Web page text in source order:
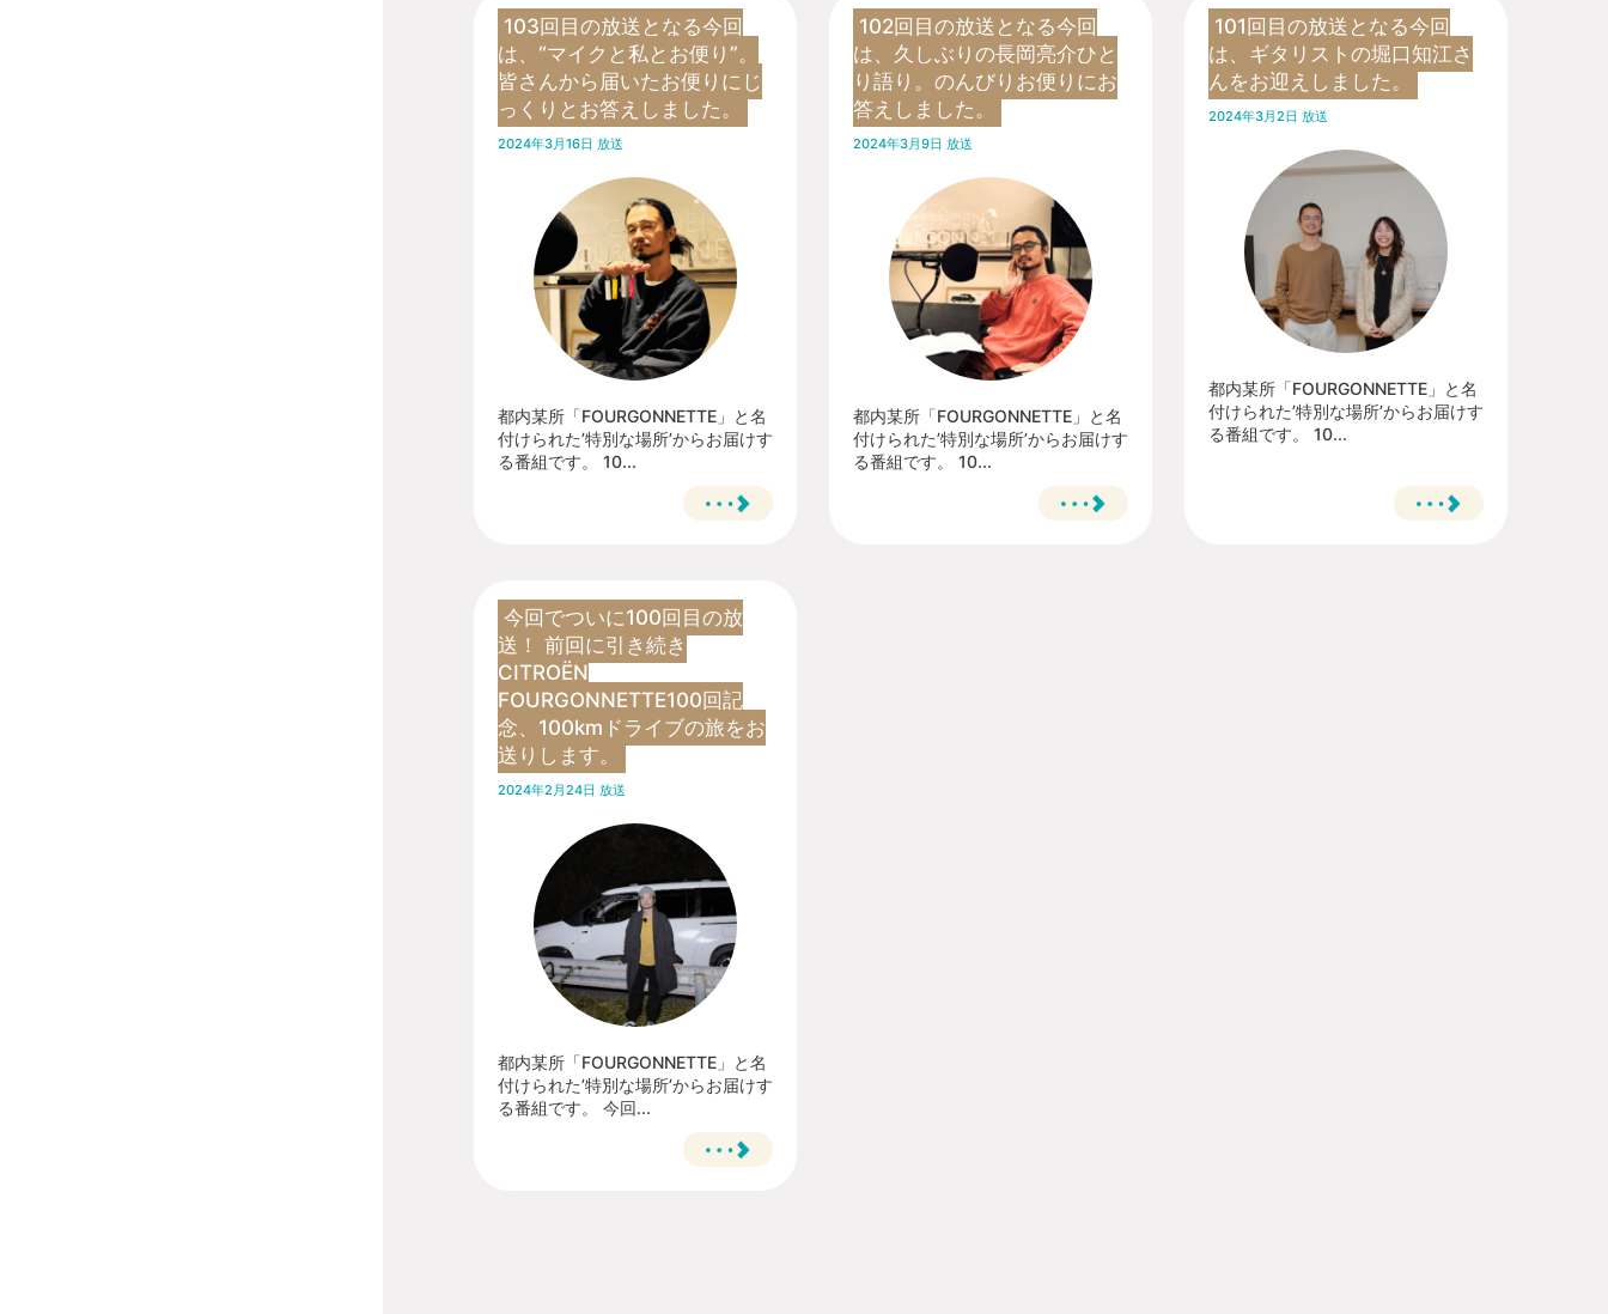
103回目の放送となる今回
は、“マイクと私とお便り”。
皆さんから届いたお便りにじ
っくりとお答えしました。
2024年3月16日 放送
都内某所「FOURGONNETTE」と名
付けられた’特別な場所’からお届けす
る番組です。 10...
102回目の放送となる今回
は、久しぶりの長岡亮介ひと
り語り。のんびりお便りにお
答えしました。
2024年3月9日 放送
都内某所「FOURGONNETTE」と名
付けられた’特別な場所’からお届けす
る番組です。 10...
101回目の放送となる今回
は、ギタリストの堀口知江さ
んをお迎えしました。
2024年3月2日 放送
都内某所「FOURGONNETTE」と名
付けられた’特別な場所’からお届けす
る番組です。 10...
今回でついに100回目の放
送！ 前回に引き続き
CITROËN
FOURGONNETTE100回記
念、100kmドライブの旅をお
送りします。
2024年2月24日 放送
都内某所「FOURGONNETTE」と名
付けられた’特別な場所’からお届けす
る番組です。 今回...